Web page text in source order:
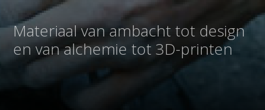
Materiaal van ambacht tot design
en van alchemie tot 3D-printen